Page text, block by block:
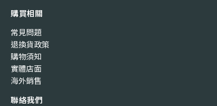
購買相關
常見問題
退換貨政策
購物須知
實體店面
海外銷售
聯絡我們